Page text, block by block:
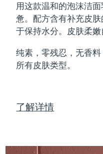
用这款温和的泡沫洁
惫。配方含有补充皮
于保持水分。皮肤柔嫩
纯素，零残忍，无香
所有皮肤类型。
了解详情
FAQ™产
All anti-
FAQ™产
All LED
All hair
All FAQ™
FAQ™
All toning
IPL hair
Massaging
痘肌护理
Recurring
BEAR™
德国
希腊
匈牙利